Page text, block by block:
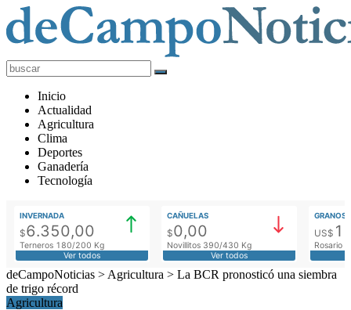
deCampoNoticias
Actualidad
Agropecuaria
Inicio
Actualidad
Agricultura
Clima
Deportes
Ganadería
Tecnología
INVERNADA
$6.350,00
Terneros 180/200 Kg
Ver todos
CAÑUELAS
$0,00
Novillitos 390/430 Kg
Ver todos
GRANOS
US$
Rosario
deCampoNoticias > Agricultura > La BCR pronosticó una siembra
de trigo récord
Agricultura